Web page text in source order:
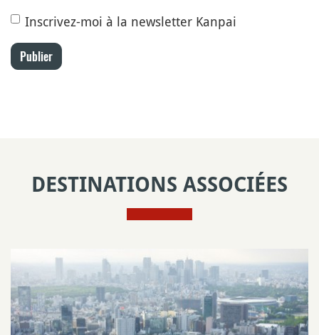
Inscrivez-moi à la newsletter Kanpai
Publier
DESTINATIONS ASSOCIÉES